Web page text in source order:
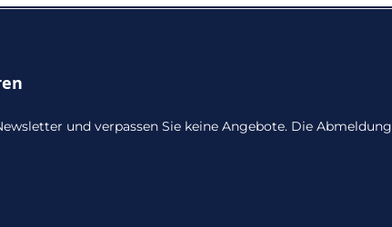
und verpassen Sie keine Angebote. Die Abmeldung